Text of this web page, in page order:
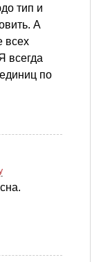
тип и
А
всех
всегда
по